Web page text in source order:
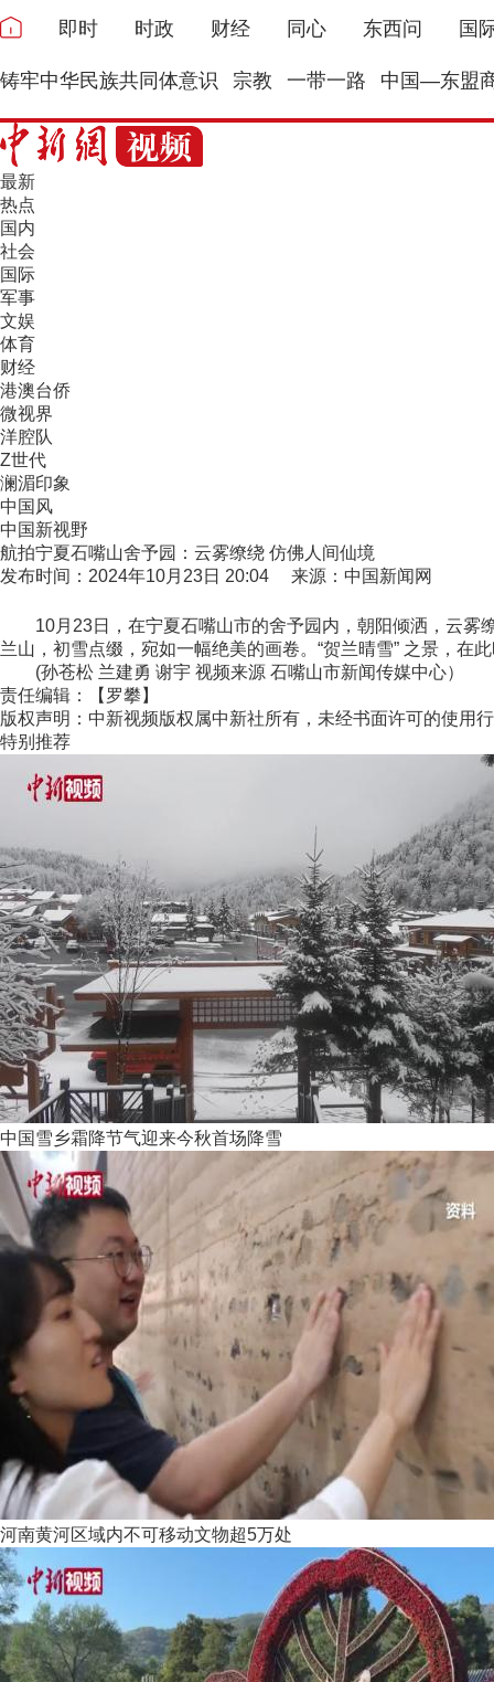
即时 时政 财经 同心 东西问 国
铸牢中华民族共同体意识 宗教 一带一路 中国—东盟
最新
热点
国内
社会
国际
军事
文娱
体育
财经
港澳台侨
微视界
洋腔队
Z世代
澜湄印象
中国风
中国新视野
航拍宁夏石嘴山舍予园：云雾缭绕 仿佛人间仙境
发布时间：2024年10月23日 20:04 来源：中国新闻网
10月23日，在宁夏石嘴山市的舍予园内，朝阳倾洒，云雾
兰山，初雪点缀，宛如一幅绝美的画卷。“贺兰晴雪” 之景，在
(孙苍松 兰建勇 谢宇 视频来源 石嘴山市新闻传媒中心）
责任编辑：【罗攀】
版权声明：中新视频版权属中新社所有，未经书面许可的使用
特别推荐
中国雪乡霜降节气迎来今秋首场降雪
河南黄河区域内不可移动文物超5万处